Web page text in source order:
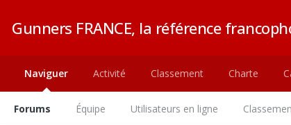
Gunners FRANCE, la référence
Naviguer
Forums Équipe Utilisateurs en ligne
Activité Classement Charte